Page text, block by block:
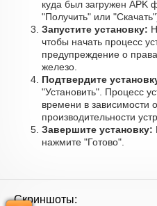
куда был загружен APK
"Получить" или
Запустите установку:
чтобы начать процесс
предупреждение о
железо.
Подтвердите
"Установить". Процесс
времени в зависимости
производительности
Завершите установку:
нажмите "Готово".
Скриншоты: